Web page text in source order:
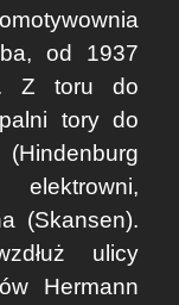
od 1937
Z toru do
tory do
elektrowni,
(Skansen).
ulicy
Hermann